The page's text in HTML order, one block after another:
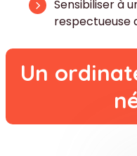
Sensibiliser à
respectueuse
Un ordinat
n